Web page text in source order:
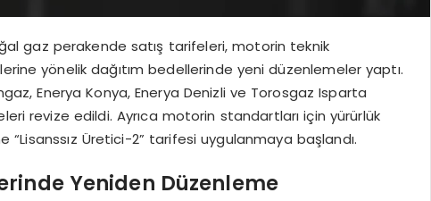
gaz perakende satış tarifeleri, motorin teknik
yönelik dağıtım bedellerinde yeni düzenlemeler yaptı.
Enerya Konya, Enerya Denizli ve Torosgaz Isparta
revize edildi. Ayrıca motorin standartları için yürürlük
Üretici-2” tarifesi uygulanmaya başlandı.
Yeniden Düzenleme